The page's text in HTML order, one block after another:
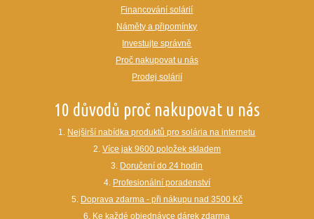
Financování solárií
Náměty a připomínky
Investujte správně
Proč nakupovat u nás
Prodej solárií
10 důvodů proč nakupovat u nás
1. Nejširší nabídka produktů pro solária na internetu
2. Více jak 9600 položek skladem
3. Doručení do 24 hodin
4. Profesionální poradenství
5. Doprava zdarma - při nákupu nad 3500 Kč
6. Ke každé objednávce dárek zdarma